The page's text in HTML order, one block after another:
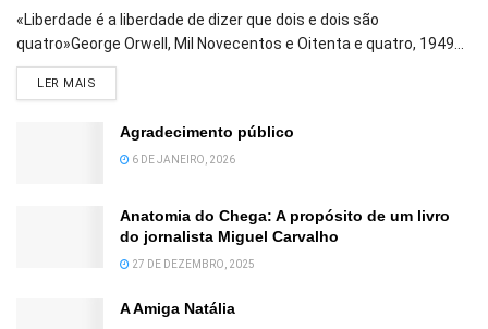
«Liberdade é a liberdade de dizer que dois e dois são
quatro»George Orwell, Mil Novecentos e Oitenta e quatro, 1949...
LER MAIS
Agradecimento público
6 DE JANEIRO, 2026
Anatomia do Chega: A propósito de um livro
do jornalista Miguel Carvalho
27 DE DEZEMBRO, 2025
A Amiga Natália